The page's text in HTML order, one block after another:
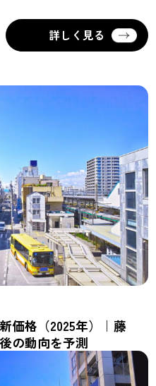
詳しく見る
価格（2025年）｜藤
の動向を予測